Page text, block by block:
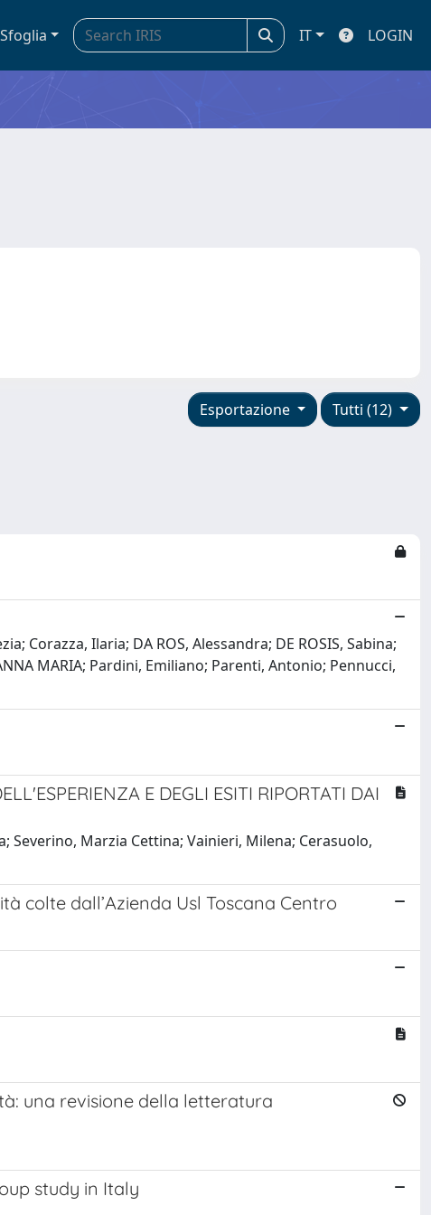
Sfoglia IT LOGIN
Tutti (12)
Esportazione
Corazza, Ilaria; DA ROS, Alessandra; DE ROSIS, Sabina;
MARIA; Pardini, Emiliano; Parenti, Antonio; Pennucci,
E DEGLI ESITI RIPORTATI DAI
Severino, Marzia Cettina; Vainieri, Milena; Cerasuolo,
colte dall’Azienda Usl Toscana Centro
una revisione della letteratura
study in Italy